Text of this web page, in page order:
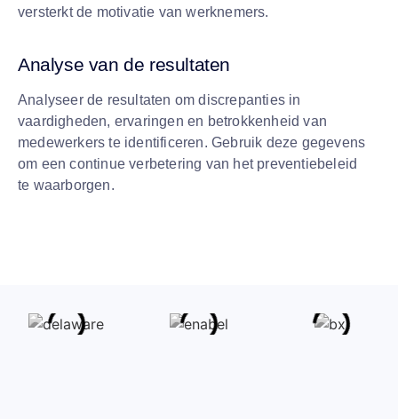
versterkt de motivatie van werknemers.
Analyse van de resultaten
Analyseer de resultaten om discrepanties in
vaardigheden, ervaringen en betrokkenheid van
medewerkers te identificeren. Gebruik deze gegevens
om een continue verbetering van het preventiebeleid
te waarborgen.